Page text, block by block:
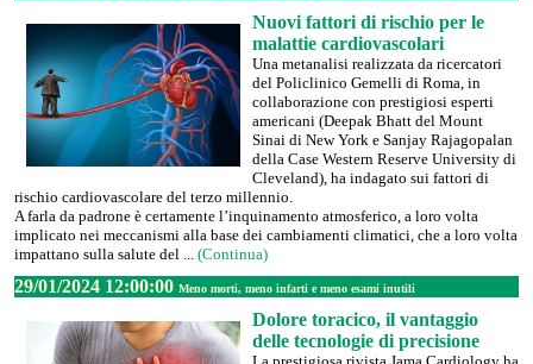
Nuovi fattori di rischio per le
malattie cardiovascolari
Una metanalisi realizzata da ricercatori
del Policlinico Gemelli di Roma, in
collaborazione con prestigiosi esperti
americani (Deepak Bhatt del Mount
Sinai di New York e Sanjay Rajagopalan
della Case Western Reserve University di
Cleveland), ha indagato sui fattori di
rischio cardiovascolare del terzo millennio.
A farla da padrone è certamente l’inquinamento atmosferico, a loro volta
implicato nei meccanismi alla base dei cambiamenti climatici, che a loro volta
impattano sulla salute del ... (Continua)
29/01/2024 12:00:00 Meno morti, meno infarti e meno esami inutili
Dolore toracico, il vantaggio
delle tecnologie di precisione